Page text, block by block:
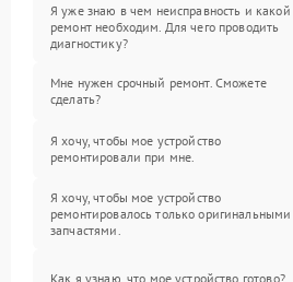
Я уже знаю в чем неисправность и какой
ремонт необходим. Для чего проводить
диагностику?
Мне нужен срочный ремонт. Сможете
сделать?
Я хочу, чтобы мое устройство
ремонтировали при мне.
Я хочу, чтобы мое устройство
ремонтировалось только оригинальными
запчастями.
Как я узнаю, что мое устройство готово?